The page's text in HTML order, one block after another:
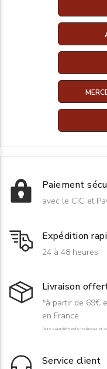
Paiement
avec le CIC et
Expédition
24 à 48 heures
Livraison
*à partir de 69€
en France
hors suppléments rouleaux et
Service client